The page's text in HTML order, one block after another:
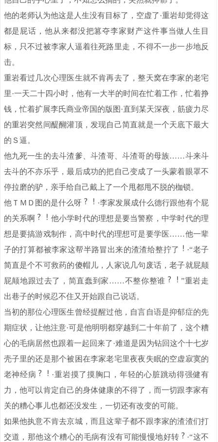
他的老师认为他这是人生没有目标了，空虚了·重岩却觉得这
都是屁话，他从来都没把篡夺李家财产这件事当做人生目
标，只不过被李家人逼着往死路里走，不得不一步一步地反
击。
重岩看过几次心理医生就不肯再去了，整天窝在李家的老宅
里·一天二十四小时，他有一大半的时间在忙着工作，忙着挣
钱，忙着扩展李氏商业帝国的版图·直到某天深夜，筋疲力尽
的重岩突然间醍醐灌顶，发现自己简直就是一个天底下最大
的Ｓ逼。
他九死一生的去斗渣爹、斗渣哥、斗渣哥的母族……斗来斗
去斗的不亦乐乎，最后成功的把自己变成了一头蒙着眼罩不
停拉磨的驴，亲手给自己戴上了一个甩都甩不脱的枷锁。
他ＴＭＤ图的是什么呀
·李家发展成什么德行跟他有个屁
的关系啊
他小学时代的理想是要当警察，中学时代的理
想是要搞游戏制作，高中时代的理想可是要学医……他一辈
子的打算都被李家这帮半路冒出来的渣渣给整拧了
·“老子
简直是个不可救药的傻帽儿，人家说几句废话，老子就屁颠
屁颠地跟过去了，简直蠢到家……不整你整谁
”重岩走
出巷子的时候忍不住又开始跟自己说话。
当初的那位心理医生曾经提醒过他，自言自语是抑郁症的先
期症状，让他注意·可是他明明都穿越到二十年前了，这个糟
心的毛病居然也跟着一起回来了·难道是因为钻回这个十七岁
壳子里的还是那个被困在李家老宅里夜夜失眠的空虚寂寞的
老神经病
·重岩摸了摸胸口，年轻的心脏跳动得强健有
力，他可以肯定自己的身体健康的不得了，而一切跟李家有
关的糟心事儿也都还没发生，一切还有改变的可能。
如果他执意不肯去京城，而且这辈子都不跟李家的渣渣们打
交道，那他这个糟心的毛病有没有可能慢慢地好转
·“这不